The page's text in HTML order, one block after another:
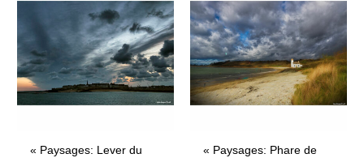
« Paysages: Lever du
350€
à
500€
« Paysages: Phare de
prix :
350€
à
500€